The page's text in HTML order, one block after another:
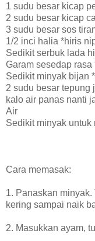
1 sudu besar kicap
2 sudu besar kicap
3 sudu besar sos
1/2 inci halia *hiris
Sedikit serbuk lada
Garam sesedap
Sedikit minyak bijan
2 sudu besar tepung
kalo air panas nanti
Air
Sedikit minyak untuk
Cara memasak:
1. Panaskan
kering sampai naik
2. Masukkan ayam,